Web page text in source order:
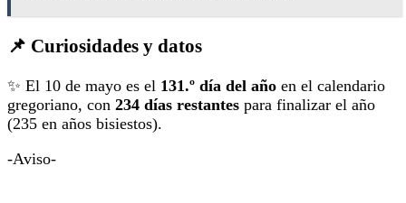
📌 Curiosidades y datos
✨ El 10 de mayo es el 131.º día del año en el calendario
gregoriano, con 234 días restantes para finalizar el año
(235 en años bisiestos).
-Aviso-